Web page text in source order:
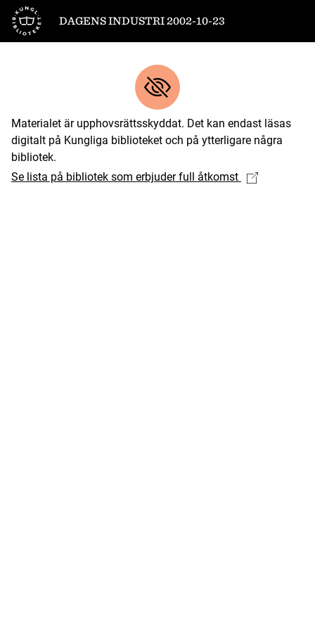
Till startsidan
DAGENS INDUSTRI 2002-10-23
Materialet är upphovsrättsskyddat. Det kan endast läsas
digitalt på Kungliga biblioteket och på ytterligare några
bibliotek.
Se lista på bibliotek som erbjuder full åtkomst